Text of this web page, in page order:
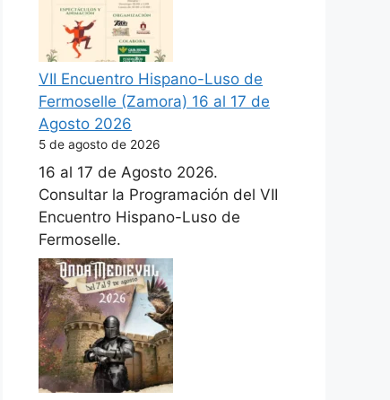
VII Encuentro Hispano-Luso de
Fermoselle (Zamora) 16 al 17 de
Agosto 2026
5 de agosto de 2026
16 al 17 de Agosto 2026.
Consultar la Programación del VII
Encuentro Hispano-Luso de
Fermoselle.